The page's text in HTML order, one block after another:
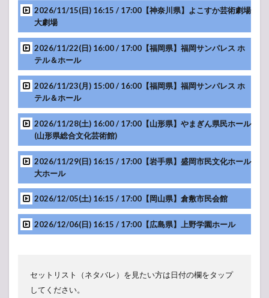
featuring
The Jeff
Beck Band -
Rhonda
Smith,
Anika
Nilles,
Jimmy Hall
& Gary
Husband-
3
布袋
寅泰
ライ
ブ・
コン
サー
ト
2024
セッ
トリ
IN
〜The
2026/11/15(日) 16:15 / 17:00【神奈川県】よこすか芸術劇場
大劇場
2026/11/22(日) 16:00 / 17:00【福岡県】福岡サンパレス ホ
テル＆ホール
2026/11/23(月) 15:00 / 16:00【福岡県】福岡サンパレス ホ
テル＆ホール
2026/11/28(土) 16:00 / 17:00【山形県】やまぎん県民ホール
(山形県総合文化芸術館)
2026/11/29(日) 16:15 / 17:00【岩手県】盛岡市民文化ホール
大ホール
2026/12/05(土) 16:15 / 17:00【岡山県】倉敷市民会館
2026/12/06(日) 16:15 / 17:00【広島県】上野学園ホール
セットリスト（ネタバレ）を見たい方は日付の欄をタップ
してください。